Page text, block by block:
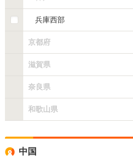
兵庫西部
京都府
滋賀県
奈良県
和歌山県
中国